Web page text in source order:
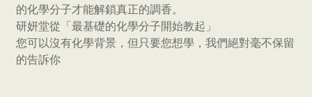
的化學分子才能解鎖真正的調香。
研妍堂從「最基礎的化學分子開始教起」
您可以沒有化學背景，但只要您想學，我們絕對毫不保留
的告訴你